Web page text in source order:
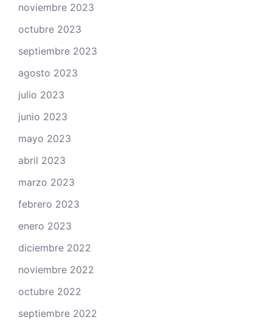
noviembre 2023
octubre 2023
septiembre 2023
agosto 2023
julio 2023
junio 2023
mayo 2023
abril 2023
marzo 2023
febrero 2023
enero 2023
diciembre 2022
noviembre 2022
octubre 2022
septiembre 2022